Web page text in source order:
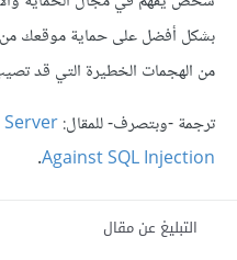
من الهجمات الخطيرة التي قد
ترجمة -وبتصرف- للمقال:
Against SQL Injection
.
التبليغ عن مقال